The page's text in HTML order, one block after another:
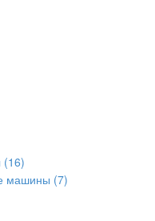
(16)
машины (7)